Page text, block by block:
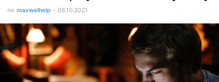
по maxwelhelp - 06.10.2021